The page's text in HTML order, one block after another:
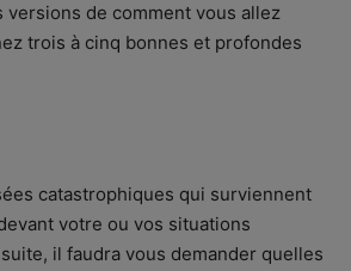
versions de comment vous allez
trois à cinq bonnes et profondes
catastrophiques qui surviennent
votre ou vos situations
il faudra vous demander quelles